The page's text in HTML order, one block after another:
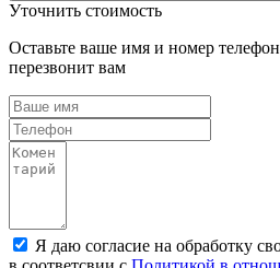
Уточнить стоимость
Оставьте ваше имя и номер
перезвонит вам
Я даю согласие на обработку